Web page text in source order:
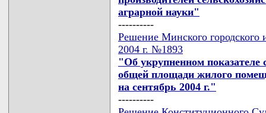
аграрной науки"
----------
Решение Минского городского
2004 г. №1893
"Об укрупненном показателе
общей площади жилого
на сентябрь 2004 г."
----------